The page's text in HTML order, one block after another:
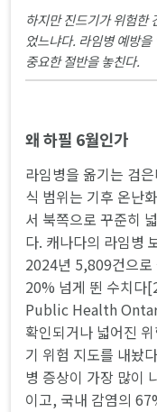
하지만 진드기가 위험한
었느냐다. 라임병 예방
중요한 절반을 놓친다.
왜 하필 6월인가
라임병을 옮기는 검
식 범위는 기후 온난
서 북쪽으로 꾸준히
다. 캐나다의 라임병
2024년 5,809건으로
20% 넘게 뛴 수치다
Public Health
확인되거나 넓어진
기 위험 지도를 내놨
병 증상이 가장 많이
이고, 국내 감염의